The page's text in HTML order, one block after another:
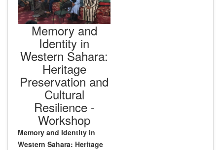
Memory and
Identity in
Western Sahara:
Heritage
Preservation and
Cultural
Resilience -
Workshop
Memory and Identity in
Western Sahara: Heritage